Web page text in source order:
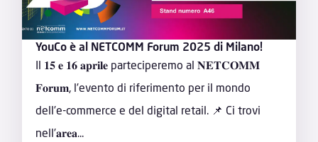
YouCo è al NETCOMM Forum 2025 di Milano!
Il 𝟏𝟓 𝐞 𝟏𝟔 𝐚𝐩𝐫𝐢𝐥𝐞 parteciperemo al 𝐍𝐄𝐓𝐂𝐎𝐌𝐌
𝐅𝐨𝐫𝐮𝐦, l’evento di riferimento per il mondo
dell’e-commerce e del digital retail. 📌 Ci trovi
nell’𝐚𝐫𝐞𝐚...